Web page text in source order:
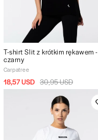
T-shirt Slit z krótkim rękawem -
czarny
Carpatree
18,57 USD 30,95 USD